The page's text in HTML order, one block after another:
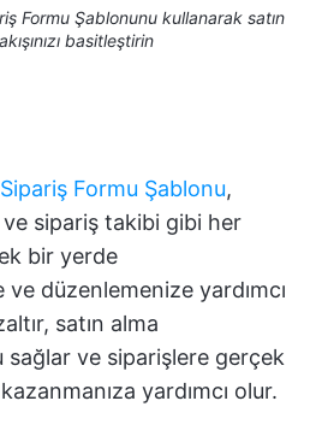
Formu Şablonunu kullanarak satın
basitleştirin
Formu Şablonu,
sipariş takibi gibi her
bir yerde
düzenlemenize yardımcı
satın alma
sağlar ve siparişlere gerçek
yardımcı olur.